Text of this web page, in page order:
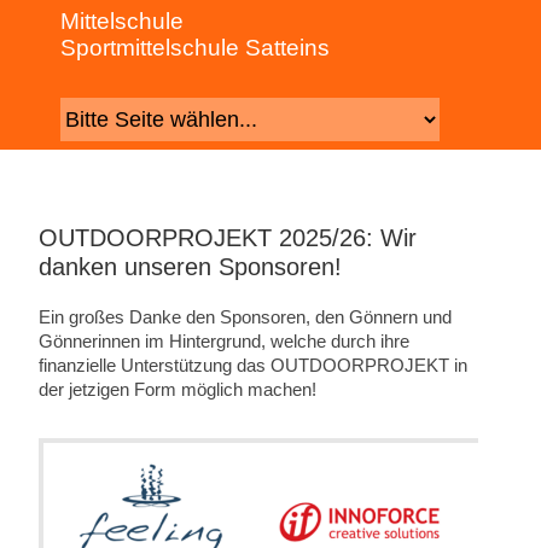
Mittelschule
Sportmittelschule Satteins
OUTDOORPROJEKT 2025/26: Wir
danken unseren Sponsoren!
Ein großes Danke den Sponsoren, den Gönnern und
Gönnerinnen im Hintergrund, welche durch ihre
finanzielle Unterstützung das OUTDOORPROJEKT in
der jetzigen Form möglich machen!